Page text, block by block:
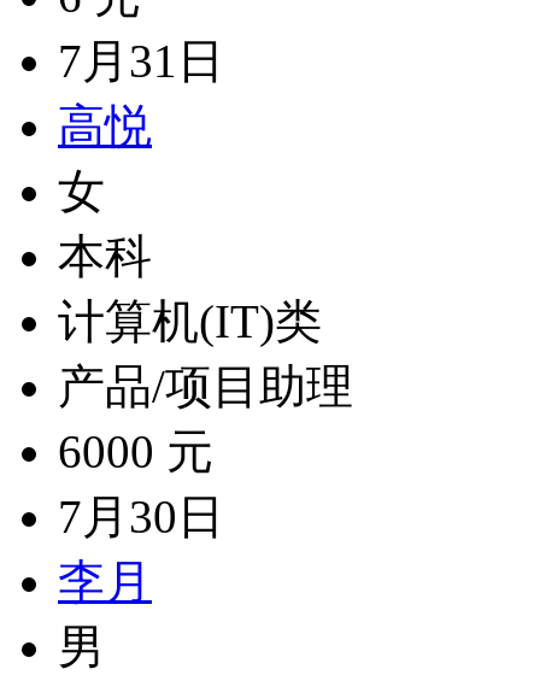
7月31日
高悦
女
本科
计算机(IT)类
产品/项目助理
6000 元
7月30日
李月
男